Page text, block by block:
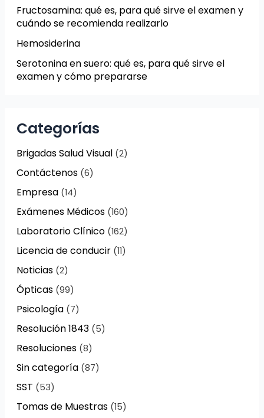
Fructosamina: qué es, para qué sirve el examen y
cuándo se recomienda realizarlo
Hemosiderina
Serotonina en suero: qué es, para qué sirve el
examen y cómo prepararse
Categorías
Brigadas Salud Visual(2)
Contáctenos(6)
Empresa(14)
Exámenes Médicos(160)
Laboratorio Clínico(162)
Licencia de conducir(11)
Noticias(2)
Ópticas(99)
Psicología(7)
Resolución 1843(5)
Resoluciones(8)
Sin categoría(87)
SST (53)
Tomas de Muestras(15)